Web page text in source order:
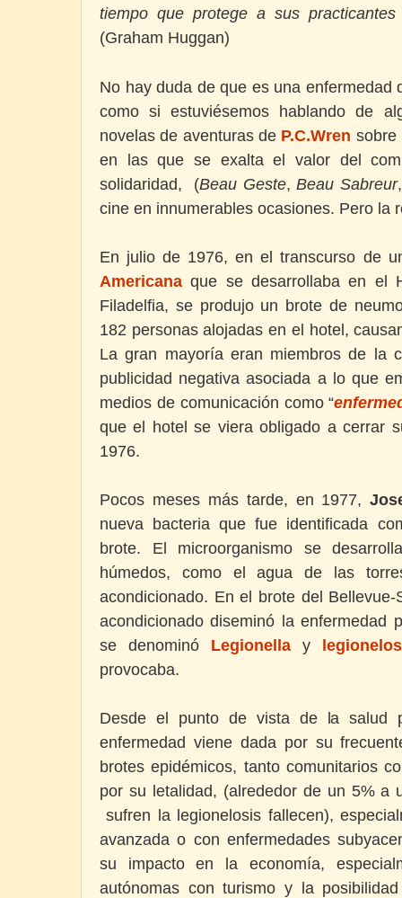
tiempo que protege a sus
(Graham Huggan)
No hay duda de que es una enfermedad
como si estuviésemos hablando de
novelas de aventuras de P.C.Wren sobre
en las que se exalta el valor del
solidaridad, (Beau Geste,Beau Sabreur
cine en innumerables ocasiones. Pero la
En julio de 1976, en el transcurso de
Americana que se desarrollaba en el
Filadelfia, se produjo un brote de
182 personas alojadas en el hotel,
La gran mayoría eran miembros de la
publicidad negativa asociada a lo que
medios de comunicación como “
que el hotel se viera obligado a cerrar
1976.
Pocos meses más tarde, en 1977,
nueva bacteria que fue identificada
brote. El microorganismo se
húmedos, como el agua de las
acondicionado. En el brote del
acondicionado diseminó la enfermedad
se denominó Legionella y
provocaba.
Desde el punto de vista de la salud
enfermedad viene dada por su
brotes epidémicos, tanto comunitarios
por su letalidad, (alrededor de un 5% a
sufren la legionelosis fallecen),
avanzada o con enfermedades
su impacto en la economía,
autónomas con turismo y la